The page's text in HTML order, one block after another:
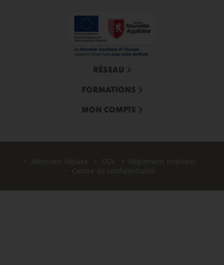
RÉSEAU
FORMATIONS
MON COMPTE
Mentions légales CGV
Règlement intérieur
Centre de confidentialité